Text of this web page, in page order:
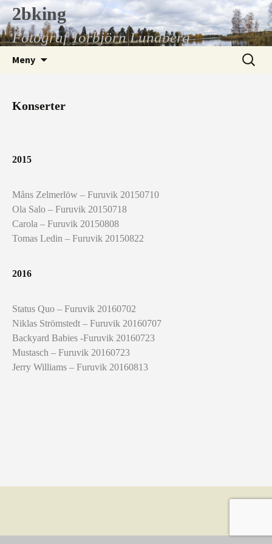
Hoppa
till
innehåll
2bking
Fotograf Torbjörn Lundberg
Meny
Sök
efter:
Konserter
2015
Måns Zelmerlöw – Furuvik 20150710
Ola Salo – Furuvik 20150718
Carola – Furuvik 20150808
Tomas Ledin – Furuvik 20150822
2016
Status Quo – Furuvik 20160702
Niklas Strömstedt – Furuvik 20160707
Backyard Babies -Furuvik 20160723
Mustasch – Furuvik 20160723
Jerry Williams – Furuvik 20160813